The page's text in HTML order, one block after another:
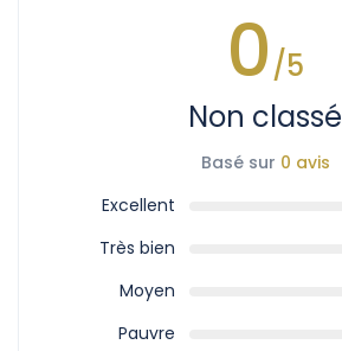
0/5
Non classé
Basé sur 0 avis
Excellent
Très bien
Moyen
Pauvre